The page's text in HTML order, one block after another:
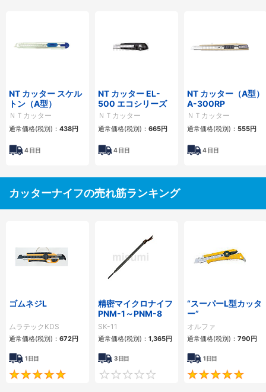
NT カッター スケル
トン（A型）
ＮＴカッター
通常価格(税別)： 438円
4日目
NT カッター EL-
500 エコシリーズ
ＮＴカッター
通常価格(税別)： 665円
4日目
NT カッター（A型）
A-300RP
ＮＴカッター
通常価格(税別)： 555円
4日目
カッターナイフの売れ筋ランキング
ゴムネジL
ムラテックKDS
通常価格(税別)： 672円
1日目
5
精密マイクロナイフ
PNM-1～PNM-8
SK-11
通常価格(税別)： 1,365円
3日目
0
“スーパーL型カッタ
ー”
オルファ
通常価格(税別)： 790円
1日目